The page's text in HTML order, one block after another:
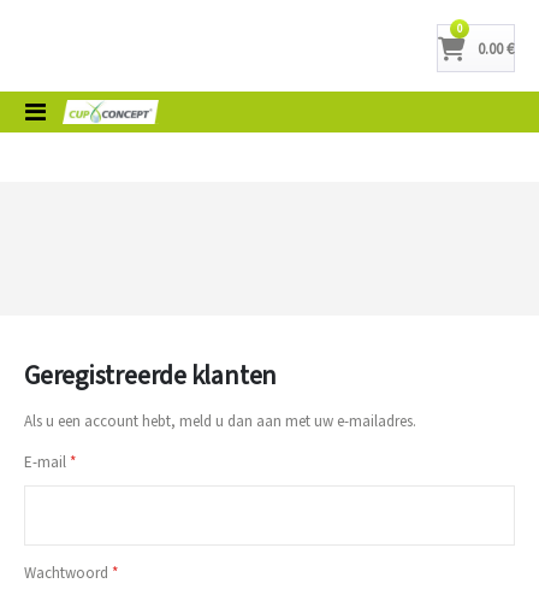
Cart
0.00 €
0producten
Toggle
Nav
Geregistreerde klanten
Als u een account hebt, meld u dan aan met uw e-mailadres.
E-mail
Wachtwoord